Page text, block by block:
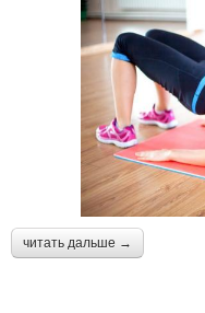
читать дальше →